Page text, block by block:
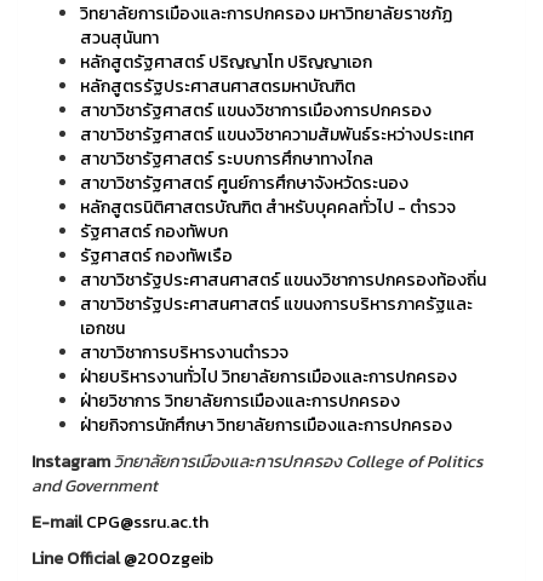
วิทยาลัยการเมืองและการปกครอง มหาวิทยาลัยราชภัฏ
สวนสุนันทา
หลักสูตรัฐศาสตร์ ปริญญาโท ปริญญาเอก
หลักสูตรรัฐประศาสนศาสตรมหาบัณฑิต
สาขาวิชารัฐศาสตร์ แขนงวิชาการเมืองการปกครอง
สาขาวิชารัฐศาสตร์ แขนงวิชาความสัมพันธ์ระหว่างประเทศ
สาขาวิชารัฐศาสตร์ ระบบการศึกษาทางไกล
สาขาวิชารัฐศาสตร์ ศูนย์การศึกษาจังหวัดระนอง
หลักสูตรนิติศาสตรบัณฑิต สำหรับบุคคลทั่วไป - ตำรวจ
รัฐศาสตร์ กองทัพบก
รัฐศาสตร์ กองทัพเรือ
สาขาวิชารัฐประศาสนศาสตร์ แขนงวิชาการปกครองท้องถิ่น
สาขาวิชารัฐประศาสนศาสตร์ แขนงการบริหารภาครัฐและ
เอกชน
สาขาวิชาการบริหารงานตำรวจ
ฝ่ายบริหารงานทั่วไป วิทยาลัยการเมืองและการปกครอง
ฝ่ายวิชาการ วิทยาลัยการเมืองและการปกครอง
ฝ่ายกิจการนักศึกษา วิทยาลัยการเมืองและการปกครอง
Instagramวิทยาลัยการเมืองและการปกครอง College of Politics
and Government
E-mailCPG@ssru.ac.th
Line Official@200zgeib